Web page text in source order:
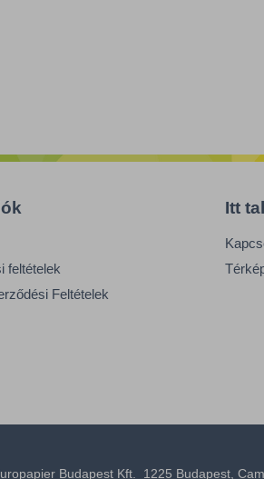
feltételek
Feltételek
Itt
Budapest Kft. 1225 Budapest,